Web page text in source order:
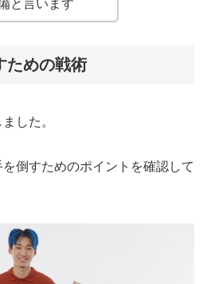
と言います
ための戦術
した。
倒すためのポイントを確認して